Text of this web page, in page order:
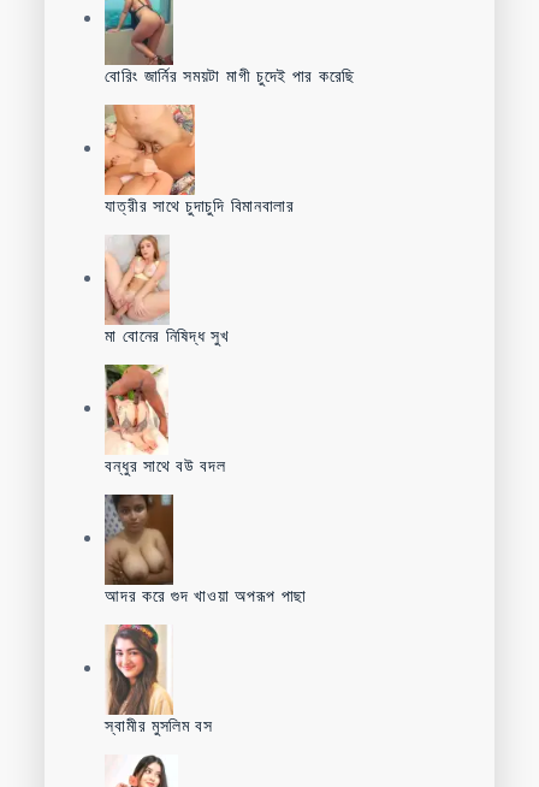
বোরিং জার্নির সময়টা মাগী চুদেই পার করেছি
যাত্রীর সাথে চুদাচুদি বিমানবালার
মা বোনের নিষিদ্ধ সুখ
বন্ধুর সাথে বউ বদল
আদর করে গুদ খাওয়া অপরূপ পাছা
স্বামীর মুসলিম বস